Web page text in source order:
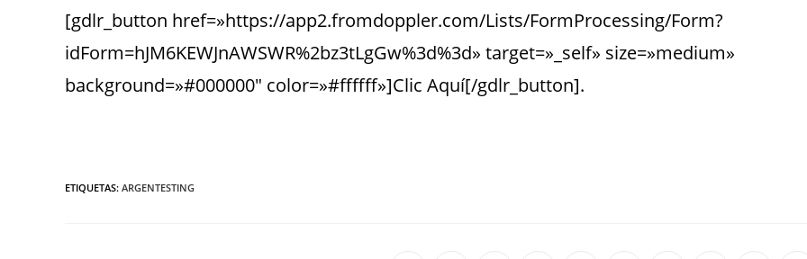
[gdlr_button href=»https://app2.fromdoppler.com/Lists/FormProcessing/Form?
idForm=hJM6KEWJnAWSWR%2bz3tLgGw%3d%3d» target=»_self» size=»medium»
background=»#000000″ color=»#ffffff»]Clic Aquí[/gdlr_button].
ETIQUETAS: ARGENTESTING